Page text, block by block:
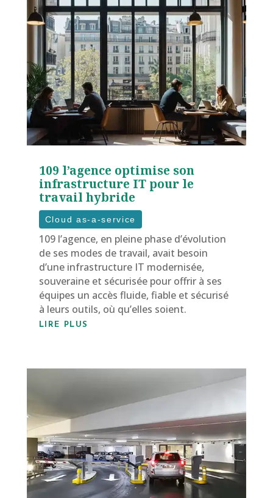
109 l’agence optimise son
infrastructure IT pour le
travail hybride
Cloud as-a-service
109 l’agence, en pleine phase d’évolution
de ses modes de travail, avait besoin
d’une infrastructure IT modernisée,
souveraine et sécurisée pour offrir à ses
équipes un accès fluide, fiable et sécurisé
à leurs outils, où qu’elles soient.
LIRE PLUS